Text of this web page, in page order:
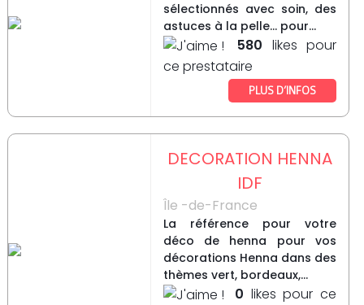
sélectionnés avec soin, des
astuces à la pelle… pour...
580 likes pour
ce prestataire
PLUS D’INFOS
DECORATION HENNA
IDF
Île -de-France
La référence pour votre
déco de henna pour vos
décorations Henna dans des
thèmes vert, bordeaux,...
0 likes pour ce